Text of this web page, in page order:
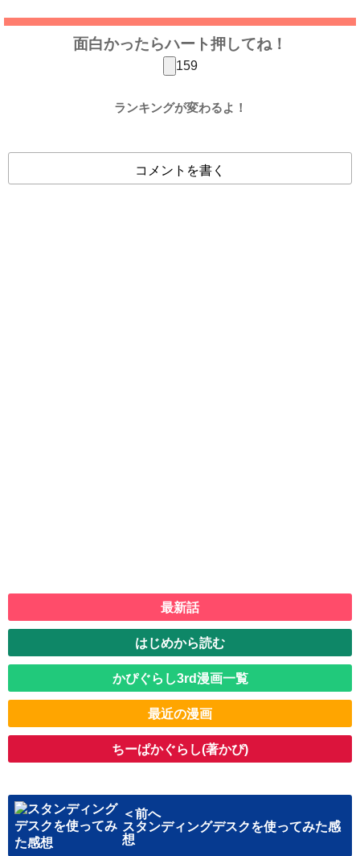
面白かったらハート押してね！
159
ランキングが変わるよ！
コメントを書く
最新話
はじめから読む
かぴぐらし3rd漫画一覧
最近の漫画
ちーぱかぐらし(著かぴ)
＜前へ
スタンディングデスクを使ってみた感
想